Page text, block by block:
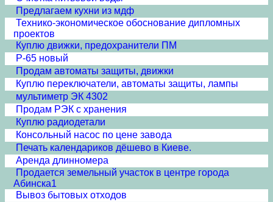
Предлагаем кухни из мдф
Технико-экономическое обоснование дипломных
проектов
Куплю движки, предохранители ПМ
Р-65 новый
Продам автоматы защиты, движки
Куплю переключатели, автоматы защиты, лампы
мультиметр ЭК 4302
Продам РЭК с хранения
Куплю радиодетали
Консольный насос по цене завода
Печать календариков дёшево в Киеве.
Аренда длинномера
Продается земельный участок в центре города
Абинска1
Вывоз бытовых отходов